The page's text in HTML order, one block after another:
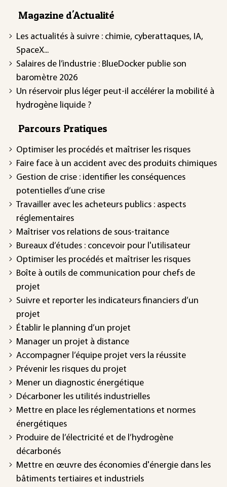
Magazine d'Actualité
Les actualités à suivre : chimie, cyberattaques, IA,
SpaceX...
Salaires de l’industrie : BlueDocker publie son
baromètre 2026
Un réservoir plus léger peut-il accélérer la mobilité à
hydrogène liquide ?
Parcours Pratiques
Optimiser les procédés et maîtriser les risques
Faire face à un accident avec des produits chimiques
Gestion de crise : identifier les conséquences
potentielles d’une crise
Travailler avec les acheteurs publics : aspects
réglementaires
Maîtriser vos relations de sous-traitance
Bureaux d’études : concevoir pour l'utilisateur
Optimiser les procédés et maîtriser les risques
Boîte à outils de communication pour chefs de
projet
Suivre et reporter les indicateurs financiers d’un
projet
Établir le planning d’un projet
Manager un projet à distance
Accompagner l’équipe projet vers la réussite
Prévenir les risques du projet
Mener un diagnostic énergétique
Décarboner les utilités industrielles
Mettre en place les réglementations et normes
énergétiques
Produire de l’électricité et de l’hydrogène
décarbonés
Mettre en œuvre des économies d'énergie dans les
bâtiments tertiaires et industriels